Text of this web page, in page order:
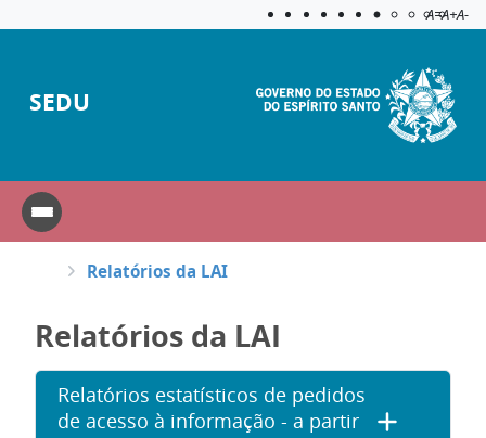
Aplicar
A=A+A-
SEDU
Relatórios da LAI
Relatórios da LAI
Relatórios estatísticos de pedidos
de acesso à informação - a partir